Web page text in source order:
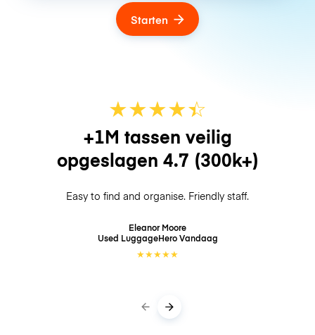
Starten
★★★★☆
★
+1M tassen veilig
opgeslagen 4.7 (300k+)
Easy to find and organise. Friendly staff.
Eleanor Moore
Used LuggageHeroVandaag
★★★★★